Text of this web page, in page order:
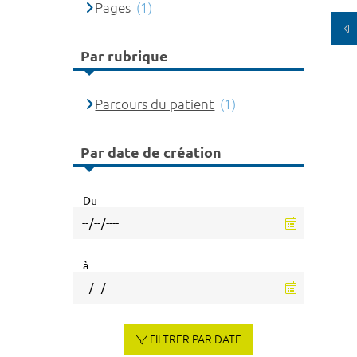
Pages (1)
Par rubrique
Parcours du patient (1)
Par date de création
Du
à
FILTRER PAR DATE